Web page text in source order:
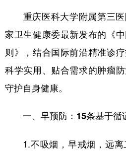
重庆医科大学附属第三医
家卫生健康委最新发布的《
则》，结合国际前沿精准诊
科学实用、贴合需求的肿瘤
守护自身健康。
一、早预防：15条基于循
1.不吸烟，早戒烟，远离